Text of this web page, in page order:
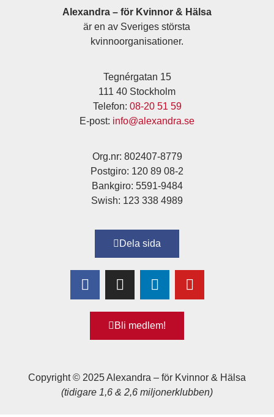
Alexandra – för Kvinnor & Hälsa
är en av Sveriges största
kvinnoorganisationer.
Tegnérgatan 15
111 40 Stockholm
Telefon: 08-20 51 59
E-post: info@alexandra.se
Org.nr: 802407-8779
Postgiro: 120 89 08-2
Bankgiro: 5591-9484
Swish: 123 338 4989
Dela sida
Bli medlem!
Copyright © 2025 Alexandra – för Kvinnor & Hälsa
(tidigare 1,6 & 2,6 miljonerklubben)